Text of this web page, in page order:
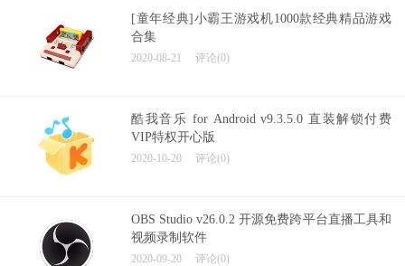
[童年经典]小霸王游戏机1000款经典精品游戏
合集
2020-08-21 评论(0)
酷我音乐 for Android v9.3.5.0 直装解锁付费
VIP特权开心版
2020-10-20 评论(0)
OBS Studio v26.0.2 开源免费跨平台直播工具和
视频录制软件
2020-09-20 评论(0)